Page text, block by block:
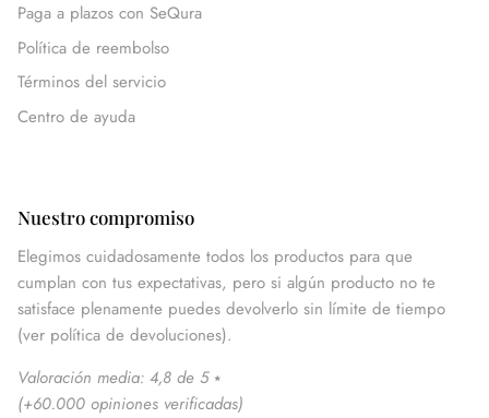
Paga a plazos con SeQura
Política de reembolso
Términos del servicio
Centro de ayuda
Nuestro compromiso
Elegimos cuidadosamente todos los productos para que
cumplan con tus expectativas, pero si algún producto no te
satisface plenamente puedes devolverlo sin límite de tiempo
(ver política de devoluciones).
Valoración media: 4,8 de 5 ⭑
(+60.000 opiniones verificadas)